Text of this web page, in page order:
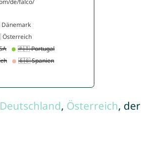
Deutschland, Österreich, der